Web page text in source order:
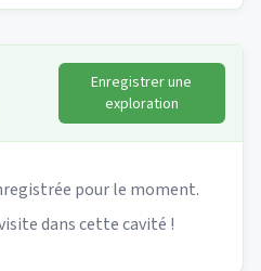
Enregistrer une
exploration
pour le moment.
dans cette cavité !